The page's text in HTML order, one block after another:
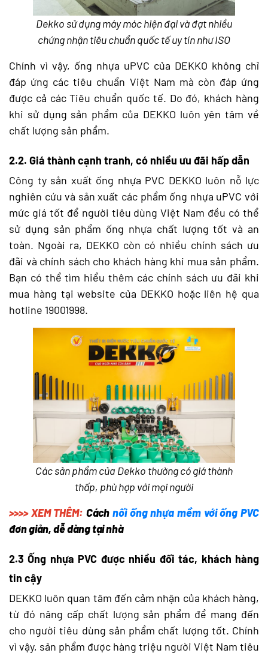
Dekko sử dụng máy móc hiện đại và đạt nhiều
chứng nhận tiêu chuẩn quốc tế uy tín như ISO
Chính vì vậy, ống nhựa uPVC của DEKKO không chỉ
đáp ứng các tiêu chuẩn Việt Nam mà còn đáp ứng
được cả các Tiêu chuẩn quốc tế. Do đó, khách hàng
khi sử dụng sản phẩm của DEKKO luôn yên tâm về
chất lượng sản phẩm.
2.2. Giá thành cạnh tranh, có nhiều ưu đãi hấp dẫn
Công ty sản xuất ống nhựa PVC DEKKO luôn nỗ lực
nghiên cứu và sản xuất các phẩm ống nhựa uPVC với
mức giá tốt để người tiêu dùng Việt Nam đều có thể
sử dụng sản phẩm ống nhựa chất lượng tốt và an
toàn. Ngoài ra, DEKKO còn có nhiều chính sách ưu
đãi và chính sách cho khách hàng khi mua sản phẩm.
Bạn có thể tìm hiểu thêm các chính sách ưu đãi khi
mua hàng tại website của DEKKO hoặc liên hệ qua
hotline 19001998.
Các sản phẩm của Dekko thường có giá thành
thấp, phù hợp với mọi người
>>>> XEM THÊM: Cách nối ống nhựa mềm với ống PVC
đơn giản, dễ dàng tại nhà
2.3 Ống nhựa PVC được nhiều đối tác, khách hàng
tin cậy
DEKKO luôn quan tâm đến cảm nhận của khách hàng,
từ đó nâng cấp chất lượng sản phẩm để mang đến
cho người tiêu dùng sản phẩm chất lượng tốt. Chính
vì vậy, sản phẩm được hàng triệu người Việt Nam tiêu